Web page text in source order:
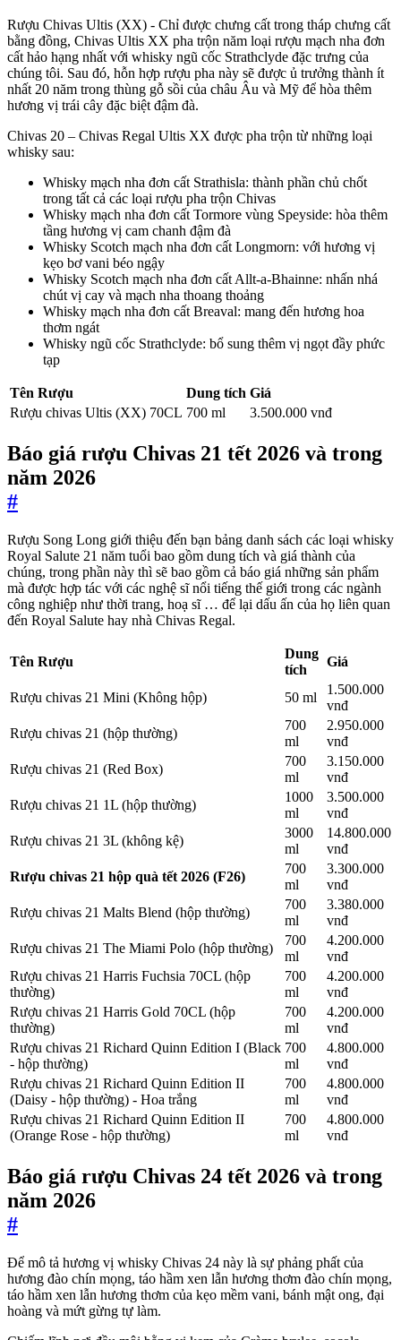
Rượu Chivas Ultis (XX) - Chỉ được chưng cất trong tháp chưng cất
bằng đồng, Chivas Ultis XX pha trộn năm loại rượu mạch nha đơn
cất hảo hạng nhất với whisky ngũ cốc Strathclyde đặc trưng của
chúng tôi. Sau đó, hỗn hợp rượu pha này sẽ được ủ trưởng thành ít
nhất 20 năm trong thùng gỗ sồi của châu Âu và Mỹ để hòa thêm
hương vị trái cây đặc biệt đậm đà.
Chivas 20 – Chivas Regal Ultis XX được pha trộn từ những loại
whisky sau:
Whisky mạch nha đơn cất Strathisla: thành phần chủ chốt
trong tất cả các loại rượu pha trộn Chivas
Whisky mạch nha đơn cất Tormore vùng Speyside: hòa thêm
tầng hương vị cam chanh đậm đà
Whisky Scotch mạch nha đơn cất Longmorn: với hương vị
kẹo bơ vani béo ngậy
Whisky Scotch mạch nha đơn cất Allt-a-Bhainne: nhấn nhá
chút vị cay và mạch nha thoang thoảng
Whisky mạch nha đơn cất Breaval: mang đến hương hoa
thơm ngát
Whisky ngũ cốc Strathclyde: bổ sung thêm vị ngọt đầy phức
tạp
Tên Rượu Dung tích Giá
Rượu chivas Ultis (XX) 70CL 700 ml 3.500.000 vnđ
Báo giá rượu Chivas 21 tết 2026 và trong
năm 2026
#
Rượu Song Long giới thiệu đến bạn bảng danh sách các loại whisky
Royal Salute 21 năm tuổi bao gồm dung tích và giá thành của
chúng, trong phần này thì sẽ bao gồm cả báo giá những sản phẩm
mà được hợp tác với các nghệ sĩ nổi tiếng thế giới trong các ngành
công nghiệp như thời trang, hoạ sĩ … để lại dấu ấn của họ liên quan
đến Royal Salute hay nhà Chivas Regal.
Tên Rượu
Dung
tích
Giá
Rượu chivas 21 Mini (Không hộp) 50 ml
1.500.000
vnđ
Rượu chivas 21 (hộp thường)
700
ml
2.950.000
vnđ
Rượu chivas 21 (Red Box)
700
ml
3.150.000
vnđ
Rượu chivas 21 1L (hộp thường)
1000
ml
3.500.000
vnđ
Rượu chivas 21 3L (không kệ)
3000
ml
14.800.000
vnđ
Rượu chivas 21 hộp quà tết 2026 (F26)
700
ml
3.300.000
vnđ
Rượu chivas 21 Malts Blend (hộp thường)
700
ml
3.380.000
vnđ
Rượu chivas 21 The Miami Polo (hộp thường)
700
ml
4.200.000
vnđ
Rượu chivas 21 Harris Fuchsia 70CL (hộp
thường)
700
ml
4.200.000
vnđ
Rượu chivas 21 Harris Gold 70CL (hộp
thường)
700
ml
4.200.000
vnđ
Rượu chivas 21 Richard Quinn Edition I (Black
- hộp thường)
700
ml
4.800.000
vnđ
Rượu chivas 21 Richard Quinn Edition II
(Daisy - hộp thường) - Hoa trắng
700
ml
4.800.000
vnđ
Rượu chivas 21 Richard Quinn Edition II
(Orange Rose - hộp thường)
700
ml
4.800.000
vnđ
Báo giá rượu Chivas 24 tết 2026 và trong
năm 2026
#
Để mô tả hương vị whisky Chivas 24 này là sự phảng phất của
hương đào chín mọng, táo hầm xen lẫn hương thơm đào chín mọng,
táo hầm xen lẫn hương thơm của kẹo mềm vani, bánh mật ong, đại
hoàng và mứt gừng tự làm.